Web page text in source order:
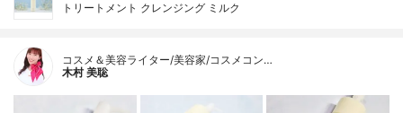
トリートメント クレンジング ミルク
コスメ＆美容ライター/美容家/コスメコン…
木村 美聡